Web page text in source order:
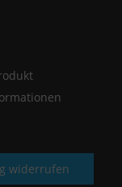
widerrufen